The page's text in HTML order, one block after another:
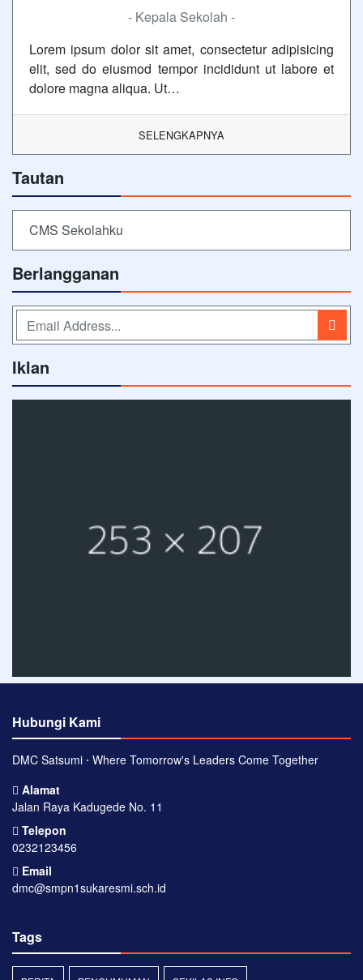
- Kepala Sekolah -
Lorem ipsum dolor sit amet, consectetur adipisicing
elit, sed do eiusmod tempor incididunt ut labore et
dolore magna aliqua. Ut…
SELENGKAPNYA
Tautan
CMS Sekolahku
Berlangganan
Iklan
Hubungi Kami
DMC Satsumi ⋅ Where Tomorrow's Leaders Come Together
Alamat
Jalan Raya Kadugede No. 11
Telepon
0232123456
Email
dmc@smpn1sukaresmi.sch.id
Tags